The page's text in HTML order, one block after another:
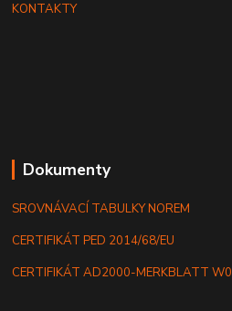
KONTAKTY
Dokumenty
SROVNÁVACÍ TABULKY NOREM
CERTIFIKÁT PED 2014/68/EU
CERTIFIKÁT AD2000-MERKBLATT W0